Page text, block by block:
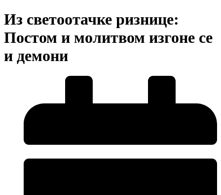
Из светоотачке ризнице:
Постом и молитвом изгоне се
и демони